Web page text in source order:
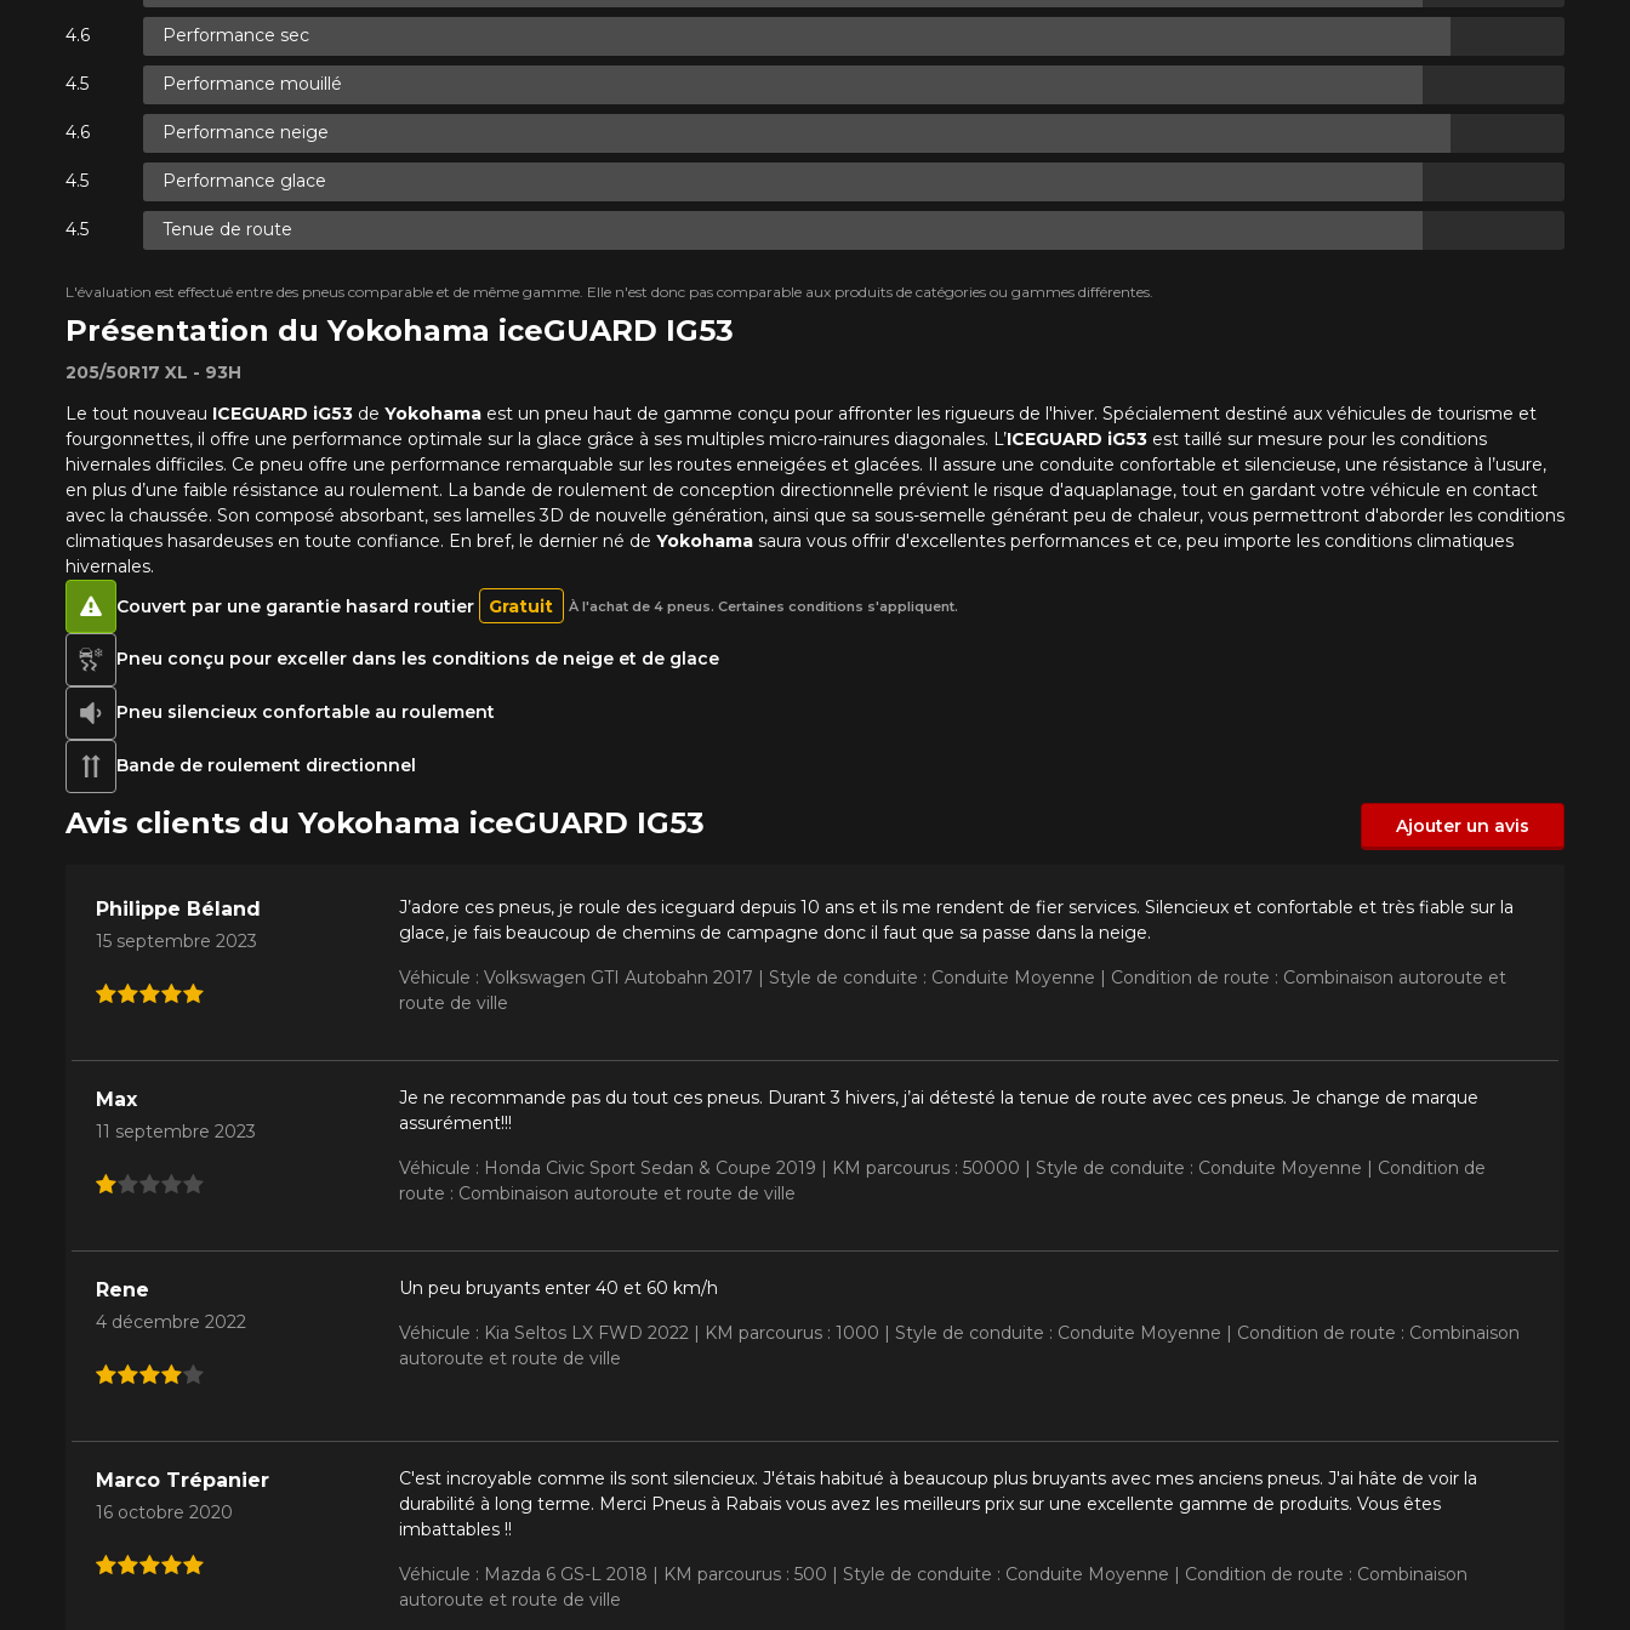
Présentation du Yokohama iceGUARD IG53
205/50R17 XL - 93H
Le tout nouveau ICEGUARD iG53de Yokohama est un pneu haut de gamme conçu pour affronter les rigueurs de l'hiver. Spécialement destiné aux véhicules de tourisme et
fourgonnettes, il offre une performance optimale sur la glace grâce à ses multiples micro-rainures diagonales. L’ICEGUARD iG53est taillé sur mesure pour les conditions
hivernales difficiles. Ce pneu offre une performance remarquable sur les routes enneigées et glacées. Il assure une conduite confortable et silencieuse, une résistance à l’usure,
en plus d’une faible résistance au roulement. La bande de roulement de conception directionnelle prévient le risque d'aquaplanage, tout en gardant votre véhicule en contact
avec la chaussée. Son composé absorbant, ses lamelles 3D de nouvelle génération, ainsi que sa sous-semelle générant peu de chaleur, vous permettront d'aborder les conditions
climatiques hasardeuses en toute confiance. En bref, le dernier né de Yokohama saura vous offrir d'excellentes performances et ce, peu importe les conditions climatiques
hivernales.
Performance sec
Performance mouillé
Performance neige
Performance glace
Tenue de route
L'évaluation est effectué entre des pneus comparable et de même gamme. Elle n'est donc pas comparable aux produits de catégories ou gammes différentes.
Pneu conçu pour exceller dans les conditions de neige et de glace
Pneu silencieux confortable au roulement
Bande de roulement directionnel
Couvert par une garantie hasard routier Gratuit À l'achat de 4 pneus. Certaines conditions s'appliquent.
Avis clients du Yokohama iceGUARD IG53 Ajouter un avis
Philippe Béland
15 septembre 2023
J’adore ces pneus, je roule des iceguard depuis 10 ans et ils me rendent de fier services. Silencieux et confortable et très fiable sur la
glace, je fais beaucoup de chemins de campagne donc il faut que sa passe dans la neige.
Véhicule : Volkswagen GTI Autobahn 2017 | Style de conduite : Conduite Moyenne | Condition de route : Combinaison autoroute et
route de ville
Max
11 septembre 2023
Je ne recommande pas du tout ces pneus. Durant 3 hivers, j’ai détesté la tenue de route avec ces pneus. Je change de marque
assurément!!!
Véhicule : Honda Civic Sport Sedan & Coupe 2019 | KM parcourus : 50000 | Style de conduite : Conduite Moyenne | Condition de
route : Combinaison autoroute et route de ville
Rene
4 décembre 2022
Un peu bruyants enter 40 et 60 km/h
Véhicule : Kia Seltos LX FWD 2022 | KM parcourus : 1000 | Style de conduite : Conduite Moyenne | Condition de route : Combinaison
autoroute et route de ville
Marco Trépanier
16 octobre 2020
C'est incroyable comme ils sont silencieux. J'étais habitué à beaucoup plus bruyants avec mes anciens pneus. J'ai hâte de voir la
durabilité à long terme. Merci Pneus à Rabais vous avez les meilleurs prix sur une excellente gamme de produits. Vous êtes
imbattables !!
Véhicule : Mazda 6 GS-L 2018 | KM parcourus : 500 | Style de conduite : Conduite Moyenne | Condition de route : Combinaison
autoroute et route de ville